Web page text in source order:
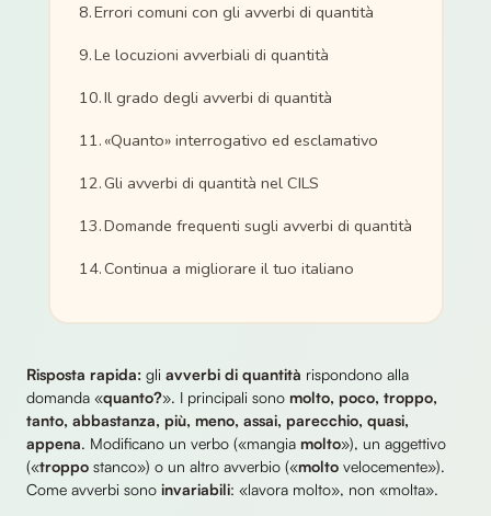
Errori comuni con gli avverbi di quantità
Le locuzioni avverbiali di quantità
Il grado degli avverbi di quantità
«Quanto» interrogativo ed esclamativo
Gli avverbi di quantità nel CILS
Domande frequenti sugli avverbi di quantità
Continua a migliorare il tuo italiano
Risposta rapida: gli avverbi di quantità rispondono alla
domanda «quanto?». I principali sono molto, poco, troppo,
tanto, abbastanza, più, meno, assai, parecchio, quasi,
appena. Modificano un verbo («mangia molto»), un aggettivo
(«troppo stanco») o un altro avverbio («molto velocemente»).
Come avverbi sono invariabili: «lavora molto», non «molta».